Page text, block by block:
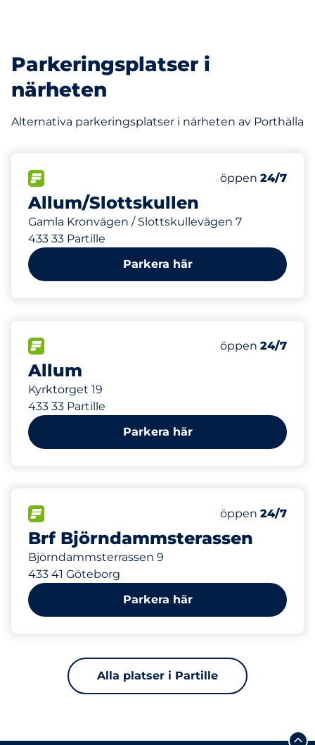
Parkeringsplatser i
närheten
Alternativa parkeringsplatser i närheten av Porthälla
Allum/Slottskullen
Gamla Kronvägen / Slottskullevägen 7
433 33 Partille
Antal
Totalt antal
öppen 24/7
166 m
Parkera här
Allum
Kyrktorget 19
433 33 Partille
Antal
Totalt antal
öppen 24/7
287 m
Parkera här
Brf Björndammsterassen
Björndammsterrassen 9
433 41 Göteborg
Antal
Totalt antal
öppen 24/7
834 m
Parkera här
Alla platser i Partille